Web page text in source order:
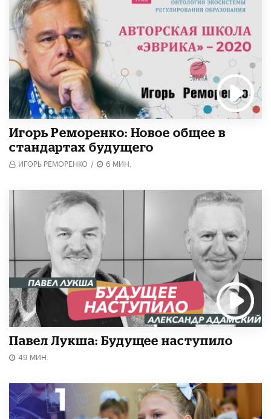
Игорь Реморенко: Новое общее в
стандартах будущего
ИГОРЬ РЕМОРЕНКО / 6 МИН.
Павел Лукша: Будущее наступило
49 МИН.